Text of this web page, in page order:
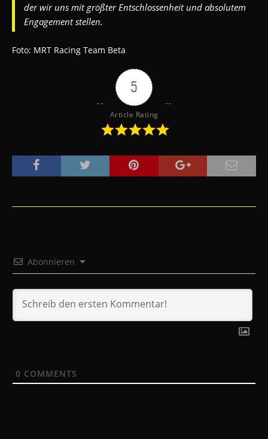
der wir uns mit größter Entschlossenheit und absolutem
Engagement stellen.
Foto: MRT Racing Team Beta
5
Article Rating
Abonnieren
0 COMMENTS